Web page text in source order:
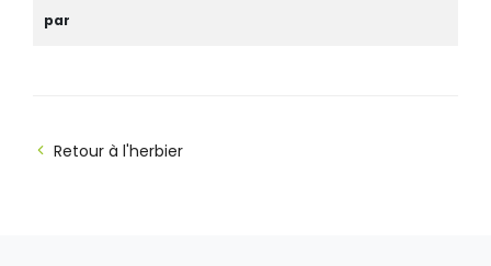
par
Retour à l'herbier